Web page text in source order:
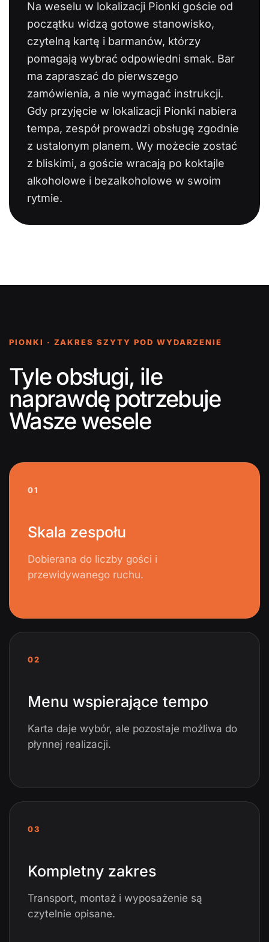
Na weselu w lokalizacji Pionki goście od
początku widzą gotowe stanowisko,
czytelną kartę i barmanów, którzy
pomagają wybrać odpowiedni smak. Bar
ma zapraszać do pierwszego
zamówienia, a nie wymagać instrukcji.
Gdy przyjęcie w lokalizacji Pionki nabiera
tempa, zespół prowadzi obsługę zgodnie
z ustalonym planem. Wy możecie zostać
z bliskimi, a goście wracają po koktajle
alkoholowe i bezalkoholowe w swoim
rytmie.
PIONKI · ZAKRES SZYTY POD WYDARZENIE
Tyle obsługi, ile
naprawdę potrzebuje
Wasze wesele
01
Skala zespołu
Dobierana do liczby gości i
przewidywanego ruchu.
02
Menu wspierające tempo
Karta daje wybór, ale pozostaje możliwa do
płynnej realizacji.
03
Kompletny zakres
Transport, montaż i wyposażenie są
czytelnie opisane.